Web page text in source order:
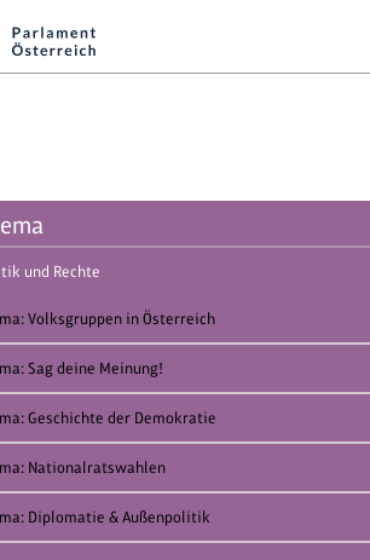
und Rechte
Volksgruppen in Österreich
Sag deine Meinung!
Geschichte der Demokratie
Nationalratswahlen
Diplomatie & Außenpolitik